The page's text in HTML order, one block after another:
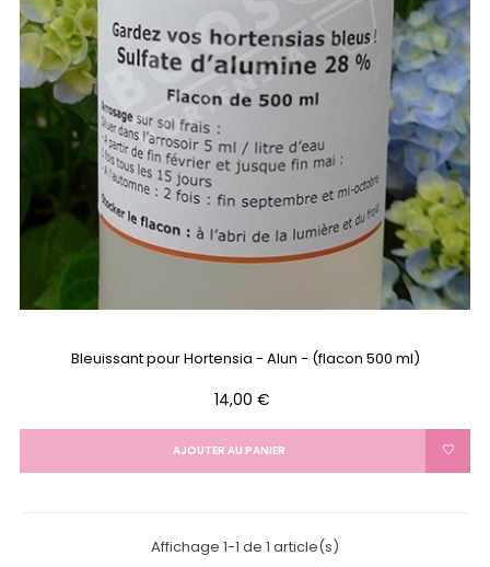
Bleuissant pour Hortensia - Alun - (flacon 500 ml)
Prix
14,00 €
AJOUTER AU PANIER
Affichage 1-1 de 1 article(s)